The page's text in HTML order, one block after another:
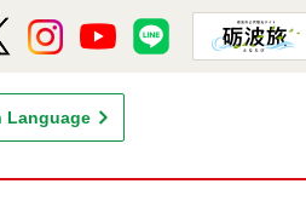
Language